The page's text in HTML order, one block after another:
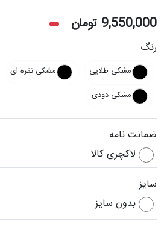
9,550,000 تومان
رنگ
مشکی طلایی مشکی نقره ای
مشکی دودی
ضمانت نامه
لاکچری کالا
سایز
بدون سایز